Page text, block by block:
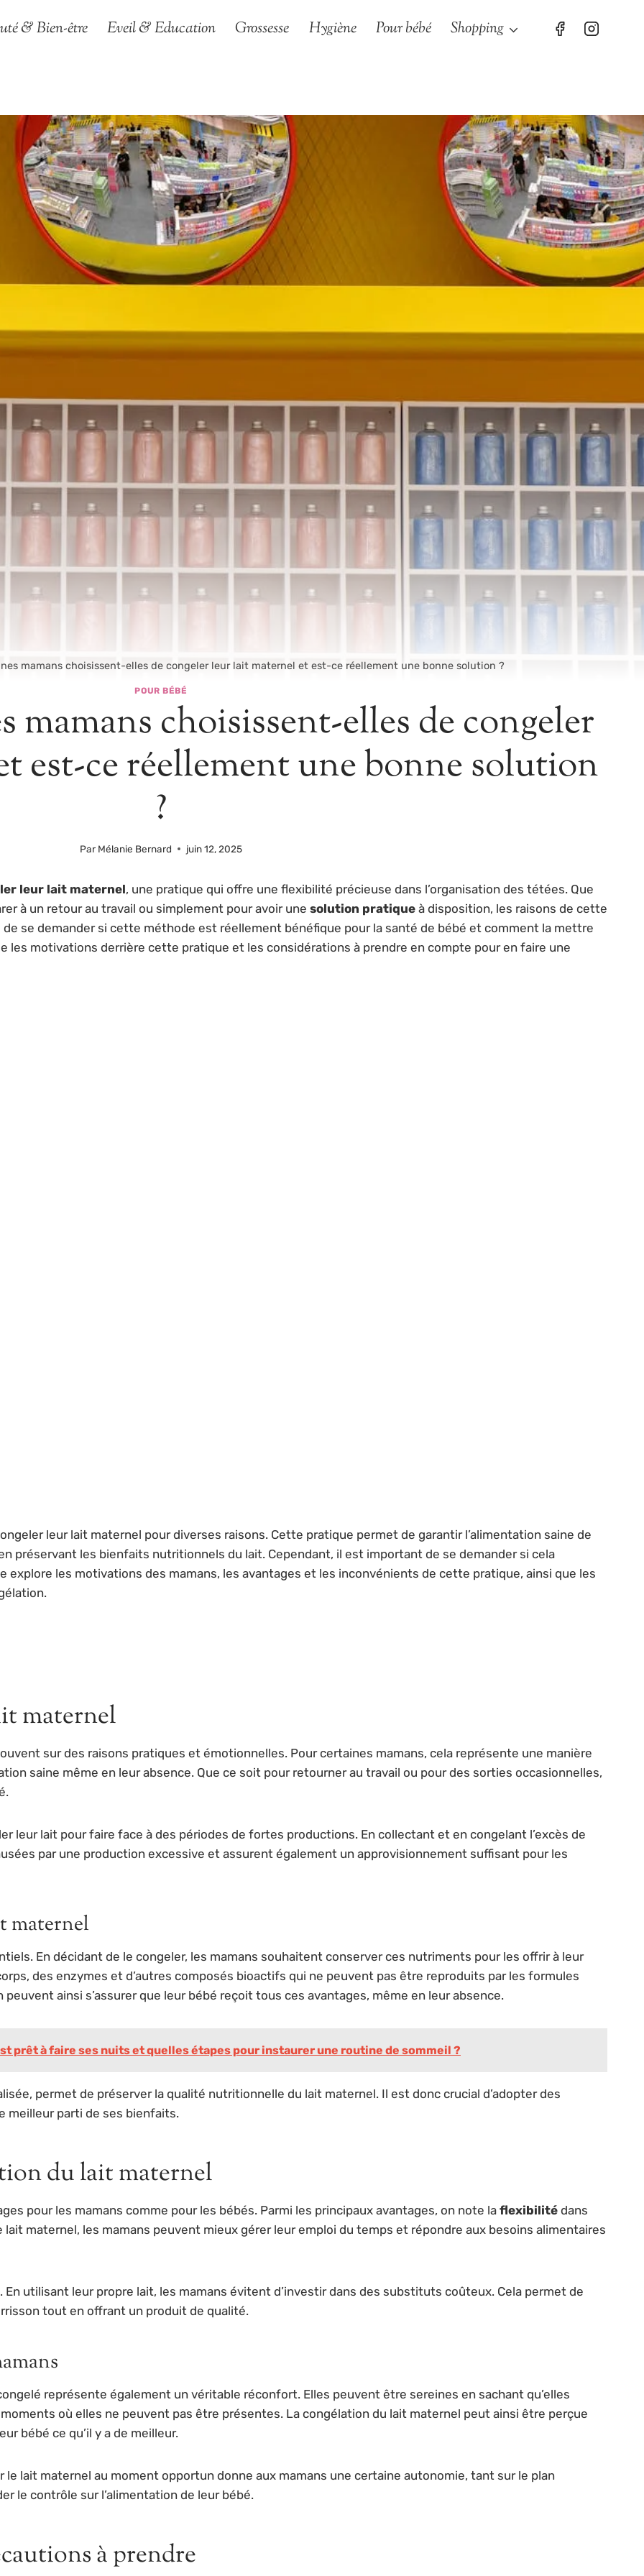
& Bien-être Eveil & Education Grossesse Hygiène Pour bébé Shopping
mamans choisissent-elles de congeler leur lait maternel et est-ce réellement une bonne solution ?
POUR BÉBÉ
mamans choisissent-elles de congeler
est-ce réellement une bonne solution
?
Par Mélanie Bernard juin 12, 2025
leur lait maternel, une pratique qui offre une flexibilité précieuse dans l’organisation des tétées. Que
à un retour au travail ou simplement pour avoir une solution pratique à disposition, les raisons de cette
se demander si cette méthode est réellement bénéfique pour la santé de bébé et comment la mettre
les motivations derrière cette pratique et les considérations à prendre en compte pour en faire une
leur lait maternel pour diverses raisons. Cette pratique permet de garantir l’alimentation saine de
préservant les bienfaits nutritionnels du lait. Cependant, il est important de se demander si cela
les motivations des mamans, les avantages et les inconvénients de cette pratique, ainsi que les
maternel
sur des raisons pratiques et émotionnelles. Pour certaines mamans, cela représente une manière
saine même en leur absence. Que ce soit pour retourner au travail ou pour des sorties occasionnelles,
leur lait pour faire face à des périodes de fortes productions. En collectant et en congelant l’excès de
par une production excessive et assurent également un approvisionnement suffisant pour les
maternel
En décidant de le congeler, les mamans souhaitent conserver ces nutriments pour les offrir à leur
des enzymes et d’autres composés bioactifs qui ne peuvent pas être reproduits par les formules
ainsi s’assurer que leur bébé reçoit tous ces avantages, même en leur absence.
prêt à faire ses nuits et quelles étapes pour instaurer une routine de sommeil ?
permet de préserver la qualité nutritionnelle du lait maternel. Il est donc crucial d’adopter des
meilleur parti de ses bienfaits.
du lait maternel
pour les mamans comme pour les bébés. Parmi les principaux avantages, on note la flexibilité dans
lait maternel, les mamans peuvent mieux gérer leur emploi du temps et répondre aux besoins alimentaires
utilisant leur propre lait, les mamans évitent d’investir dans des substituts coûteux. Cela permet de
tout en offrant un produit de qualité.
représente également un véritable réconfort. Elles peuvent être sereines en sachant qu’elles
où elles ne peuvent pas être présentes. La congélation du lait maternel peut ainsi être perçue
bébé ce qu’il y a de meilleur.
lait maternel au moment opportun donne aux mamans une certaine autonomie, tant sur le plan
le contrôle sur l’alimentation de leur bébé.
à prendre